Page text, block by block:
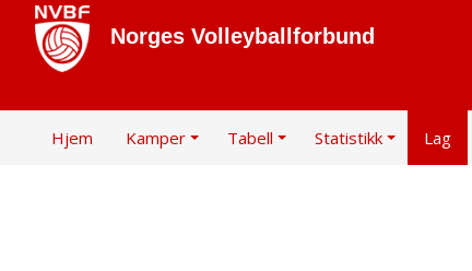
Norges Volleyballforbund
Hjem Kamper Tabell Statistikk Lag